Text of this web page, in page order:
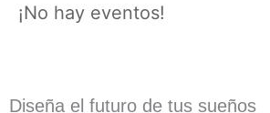
¡No hay eventos!
Diseña el futuro de tus sueños